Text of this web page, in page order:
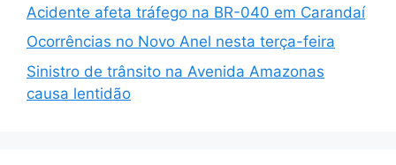
Acidente afeta tráfego na BR-040 em Carandaí
Ocorrências no Novo Anel nesta terça-feira
Sinistro de trânsito na Avenida Amazonas
causa lentidão